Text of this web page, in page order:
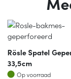
Rösle Spatel
33,5cm
Op voorraad
Op voorraad